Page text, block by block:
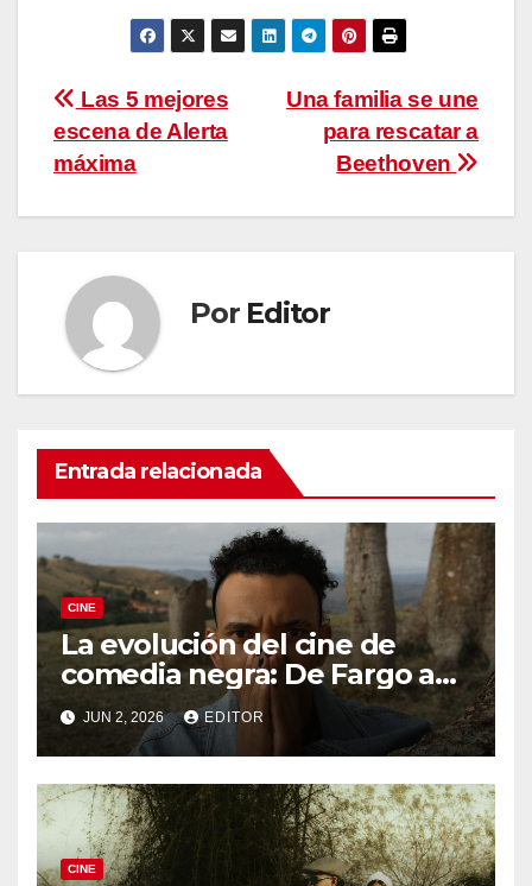
Navegación
de
entradas
Una familia se une
para rescatar a
Beethoven
Las 5 mejores
escena de Alerta
máxima
Por Editor
Entrada relacionada
CINE
La evolución del cine de
comedia negra: De Fargo a
Knives Out
JUN 2, 2026 EDITOR
CINE